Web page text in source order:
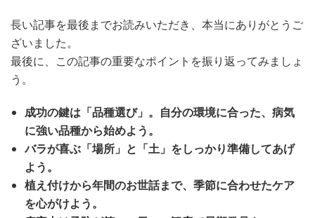
長い記事を最後までお読みいただき、本当にありがとうご
ざいました。
最後に、この記事の重要なポイントを振り返ってみましょ
う。
成功の鍵は「品種選び」。自分の環境に合った、病気
に強い品種から始めよう。
バラが喜ぶ「場所」と「土」をしっかり準備してあげ
よう。
植え付けから年間のお世話まで、季節に合わせたケア
を心がけよう。